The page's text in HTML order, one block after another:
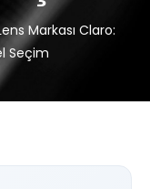
Markası Claro:
Seçim